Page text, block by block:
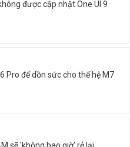
được cập nhật One UI 9
Pro để dồn sức cho thế hệ M7